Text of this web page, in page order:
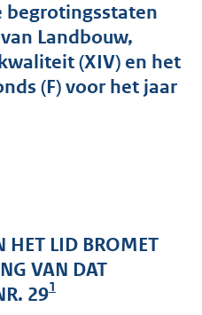
s
g
r
o
o
begrotingsstaten
Landbouw,
(XIV) en het
(F) voor het jaar
HET LID BROMET
VAN DAT
291